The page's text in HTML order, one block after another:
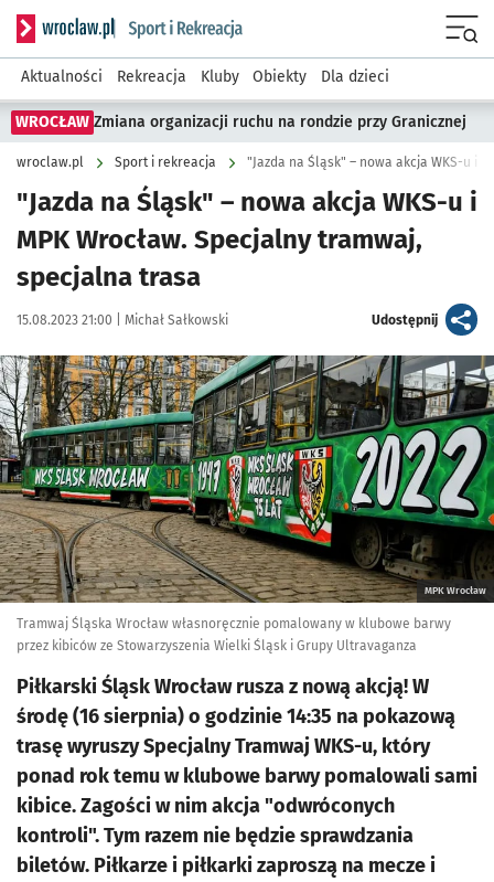
Serwis informacyjny wroclaw.pl podserwis: Sport i rekreacja
Aktualności Rekreacja Kluby Obiekty Dla dzieci
WROCŁAW Zmiana organizacji ruchu na rondzie przy Granicznej
wroclaw.pl Sport i rekreacja
"Jazda na Śląsk" – nowa akcja WKS-u i
MPK Wrocław. Specjalny tramwaj,
specjalna trasa
Data publikacji:
15.08.2023 21:00 | Autor:
Michał Sałkowski Udostępnijartykuł
Kliknij, aby powiększyć
MPK Wrocław
Tramwaj Śląska Wrocław własnoręcznie pomalowany w klubowe barwy
przez kibiców ze Stowarzyszenia Wielki Śląsk i Grupy Ultravaganza
Piłkarski Śląsk Wrocław rusza z nową akcją! W
środę (16 sierpnia) o godzinie 14:35 na pokazową
trasę wyruszy Specjalny Tramwaj WKS-u, który
ponad rok temu w klubowe barwy pomalowali sami
kibice. Zagości w nim akcja "odwróconych
kontroli". Tym razem nie będzie sprawdzania
biletów. Piłkarze i piłkarki zaproszą na mecze i